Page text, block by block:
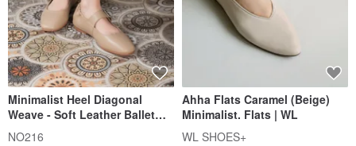
Minimalist Heel Diagonal
Weave - Soft Leather Ballet
Flats - apricot
NO216
Ahha Flats Caramel (Beige)
Minimalist. Flats | WL
WL SHOES+